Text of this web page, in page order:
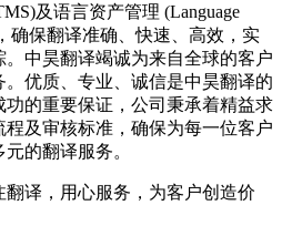
及语言资产管理 (Language
确保翻译准确、快速、高效，实
中昊翻译竭诚为来自全球的客户
优质、专业、诚信是中昊翻译的
的重要保证，公司秉承着精益求
及审核标准，确保为每一位客户
的翻译服务。
翻译，用心服务，为客户创造价